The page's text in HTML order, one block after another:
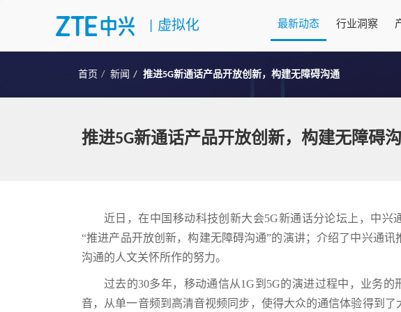
虚拟化 最新动态 行业洞察
首页 新闻 推进5G新通话产品开放创新，构建无障碍沟通
推进5G新通话产品开放创新，构建无障碍
近日，在中国移动科技创新大会5G新通话分论坛上，中
“推进产品开放创新，构建无障碍沟通”的演讲；介绍了中兴通
沟通的人文关怀所作的努力。
过去的30多年，移动通信从1G到5G的演进过程中，业务
音，从单一音频到高清音视频同步，使得大众的通信体验得到